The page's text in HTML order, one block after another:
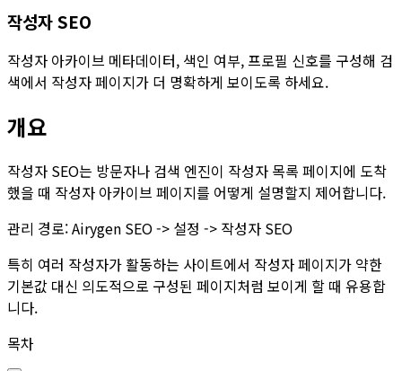
작성자 SEO
작성자 아카이브 메타데이터, 색인 여부, 프로필 신호를 구성해 검
색에서 작성자 페이지가 더 명확하게 보이도록 하세요.
개요
작성자 SEO는 방문자나 검색 엔진이 작성자 목록 페이지에 도착
했을 때 작성자 아카이브 페이지를 어떻게 설명할지 제어합니다.
관리 경로:Airygen SEO -> 설정 -> 작성자 SEO
특히 여러 작성자가 활동하는 사이트에서 작성자 페이지가 약한
기본값 대신 의도적으로 구성된 페이지처럼 보이게 할 때 유용합
니다.
목차